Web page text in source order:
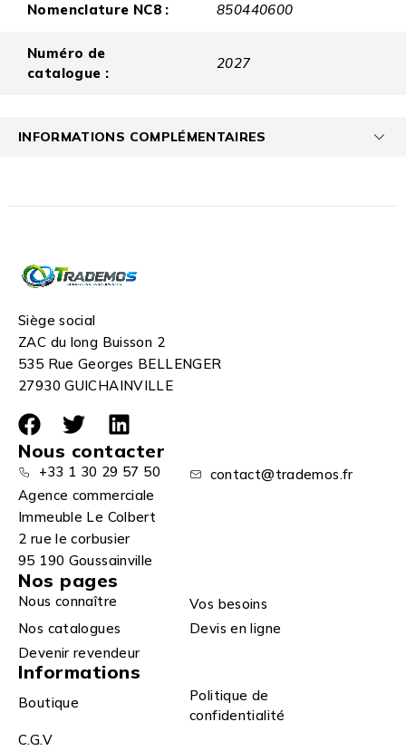
Nomenclature NC8 : 850440600
Numéro de
catalogue :
2027
INFORMATIONS COMPLÉMENTAIRES
Siège social
ZAC du long Buisson 2
535 Rue Georges BELLENGER
27930 GUICHAINVILLE
Nous contacter
+33 1 30 29 57 50
contact@trademos.fr
Agence commerciale
Immeuble Le Colbert
2 rue le corbusier
95 190 Goussainville
Nos pages
Nous connaître
Vos besoins
Nos catalogues
Devis en ligne
Devenir revendeur
Informations
Boutique
Politique de
confidentialité
C.G.V